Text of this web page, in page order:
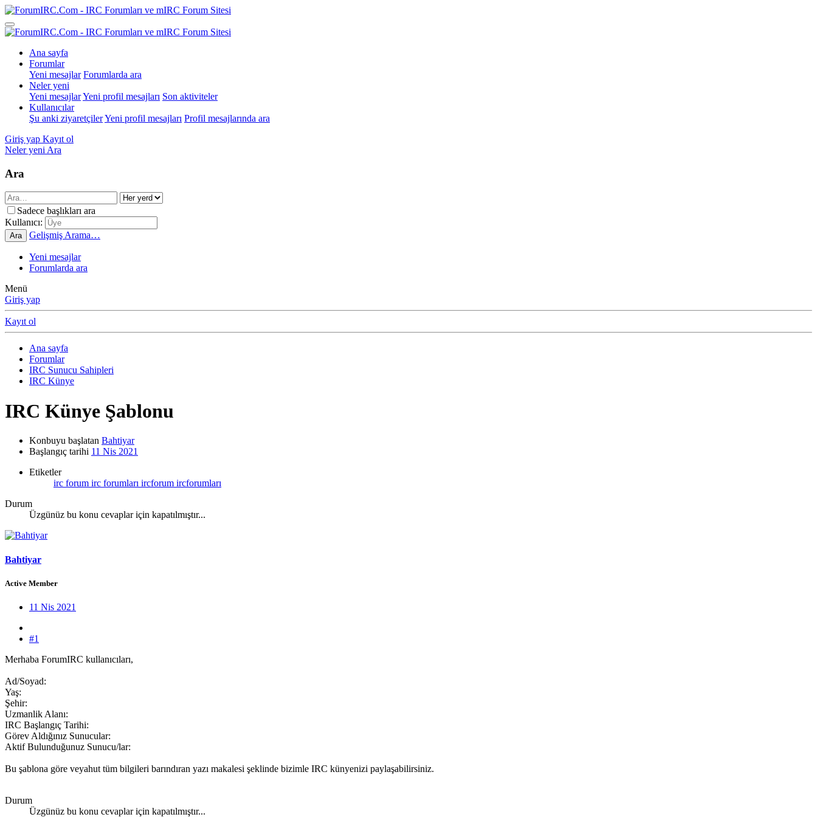
Ana sayfa
Forumlar
Yeni mesajlar Forumlarda ara
Neler yeni
Yeni mesajlarYeni profil mesajları Son aktiviteler
Kullanıcılar
Şu anki ziyaretçilerYeni profil mesajları Profil mesajlarında ara
Giriş yap Kayıt ol
Neler yeni Ara
Ara
Sadece başlıkları ara
Kullanıcı:
Ara Gelişmiş Arama…
Yeni mesajlar
Forumlarda ara
Menü
Giriş yap
Kayıt ol
Ana sayfa
Forumlar
IRC Sunucu Sahipleri
IRC Künye
IRC Künye Şablonu
Konbuyu başlatan Bahtiyar
Başlangıç tarihi 11 Nis 2021
Etiketler
irc forum irc forumları ircforum ircforumları
Durum
Üzgünüz bu konu cevaplar için kapatılmıştır...
Bahtiyar
Active Member
11 Nis 2021
#1
Merhaba ForumIRC kullanıcıları,
Ad/Soyad:
Yaş:
Şehir:
Uzmanlik Alanı:
IRC Başlangıç Tarihi:
Görev Aldığınız Sunucular:
Aktif Bulunduğunuz Sunucu/lar:
Bu şablona göre veyahut tüm bilgileri barındıran yazı makalesi şeklinde bizimle IRC künyenizi paylaşabilirsiniz.
Durum
Üzgünüz bu konu cevaplar için kapatılmıştır...